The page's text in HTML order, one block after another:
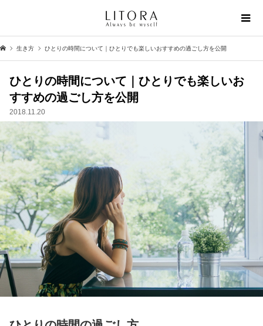
生き方 ひとりの時間について｜ひとりでも楽しいおすすめの過ごし方を公開
ひとりの時間について｜ひとりでも楽しいお
すすめの過ごし方を公開
2018.11.20